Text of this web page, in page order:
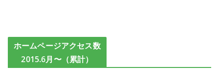
ホームページアクセス数
2015.6月〜（累計）